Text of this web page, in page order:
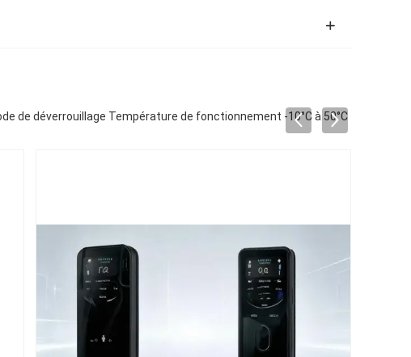
de déverrouillage Température de fonctionnement -10°C à 50°C